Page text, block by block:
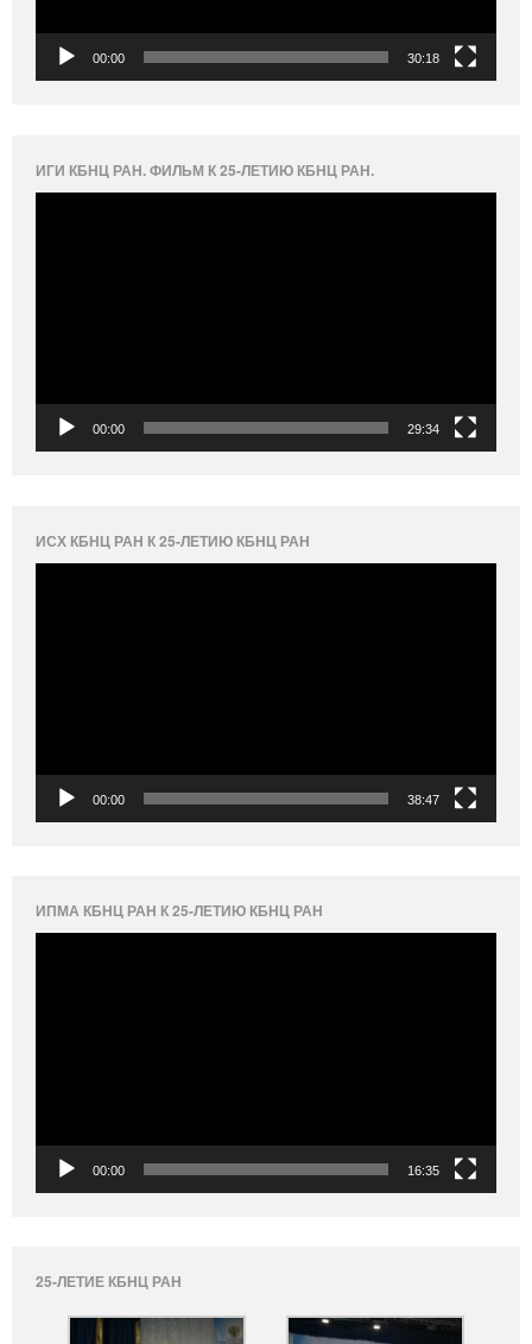
00:00 30:18
ИГИ КБНЦ РАН. ФИЛЬМ К 25-ЛЕТИЮ КБНЦ РАН.
00:00 29:34
ИСХ КБНЦ РАН К 25-ЛЕТИЮ КБНЦ РАН
00:00 38:47
ИПМА КБНЦ РАН К 25-ЛЕТИЮ КБНЦ РАН
00:00 16:35
25-ЛЕТИЕ КБНЦ РАН